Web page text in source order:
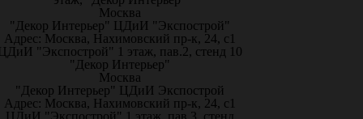
Москва
"Декор Интерьер" ЦДиИ "Экспострой"
Адрес: Москва, Нахимовский пр-к, 24, с1
"Экспострой" 1 этаж, пав.2, стенд 10
"Декор Интерьер"
Москва
"Декор Интерьер" ЦДиИ Экспострой
Адрес: Москва, Нахимовский пр-к, 24, с1
ЦДиИ "Экспострой" 1 этаж, пав.3, стенд